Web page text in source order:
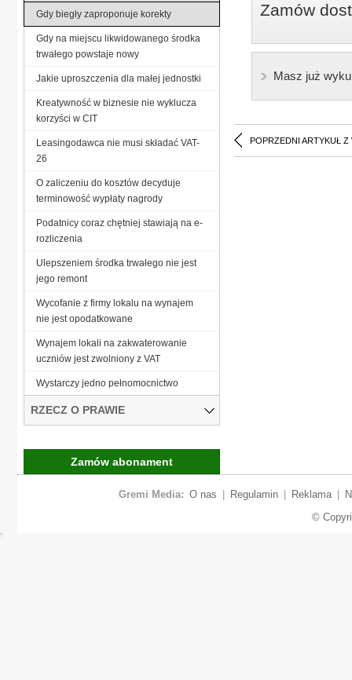
Zamów
Masz już
POPRZEDNI ARTYKUŁ Z
Gdy biegły zaproponuje korekty
Gdy na miejscu likwidowanego środka
trwałego powstaje nowy
Jakie uproszczenia dla małej jednostki
Kreatywność w biznesie nie wyklucza
korzyści w CIT
Leasingodawca nie musi składać VAT-
26
O zaliczeniu do kosztów decyduje
terminowość wypłaty nagrody
Podatnicy coraz chętniej stawiają na e-
rozliczenia
Ulepszeniem środka trwałego nie jest
jego remont
Wycofanie z firmy lokalu na wynajem
nie jest opodatkowane
Wynajem lokali na zakwaterowanie
uczniów jest zwolniony z VAT
Wystarczy jedno pełnomocnictwo
RZECZ O PRAWIE
Zamów abonament
Gremi Media: O nas Regulamin Reklama
©